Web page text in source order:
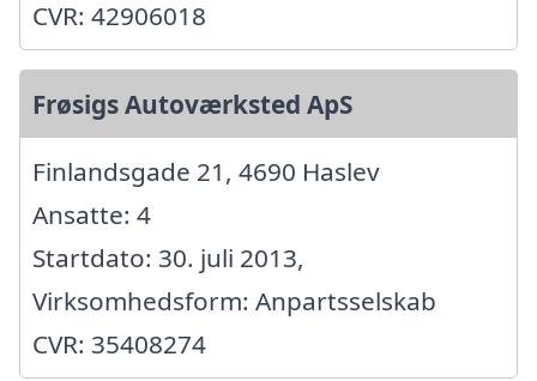
CVR: 42906018
Frøsigs Autoværksted ApS
Finlandsgade 21, 4690 Haslev
Ansatte: 4
Startdato: 30. juli 2013,
Virksomhedsform: Anpartsselskab
CVR: 35408274